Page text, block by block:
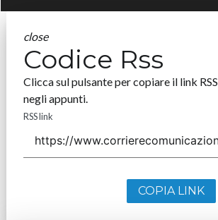
close
Codice Rss
Clicca sul pulsante per copiare il link RSS
negli appunti.
RSS link
COPIA LINK